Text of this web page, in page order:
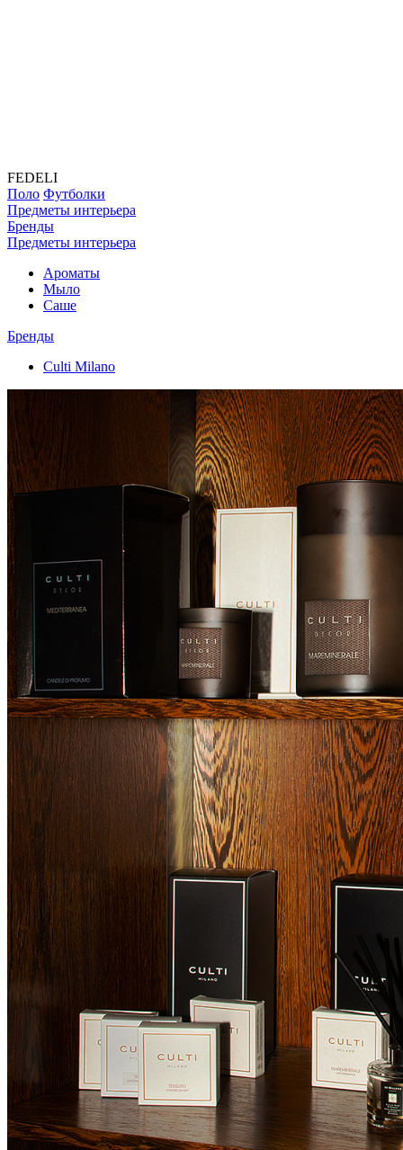
FEDELI
Поло Футболки
Предметы интерьера
Бренды
Предметы интерьера
Ароматы
Мыло
Саше
Бренды
Culti Milano